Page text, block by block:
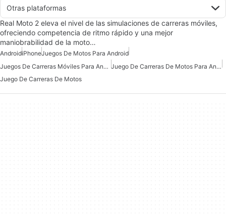
Otras plataformas
Real Moto 2 eleva el nivel de las simulaciones de carreras móviles,
ofreciendo competencia de ritmo rápido y una mejor
maniobrabilidad de la moto…
AndroidiPhoneJuegos De Motos Para Android
Juegos De Carreras Móviles Para Android
Juego De Carreras De Motos Para Android
Juego De Carreras De Motos